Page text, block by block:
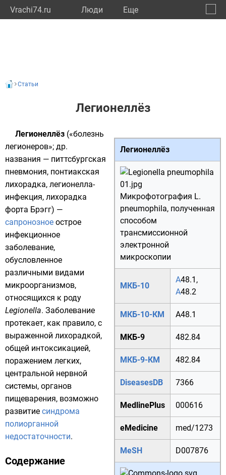
Vrachi74.ru Люди Eще
Статьи
Легионеллёз
Легионеллёз
Микрофотография L.
pneumophila, полученная
способом
трансмиссионной
электронной
микроскопии
МКБ-10
A48.1 ,
A48.2
МКБ-10-КМ A48.1
МКБ-9 482.84
МКБ-9-КМ 482.84
DiseasesDB 7366
MedlinePlus 000616
eMedicine med/1273
MeSH D007876
Легионеллёз («болезнь
легионеров»; др.
названия — питтсбургская
пневмония, понтиакская
лихорадка, легионелла-
инфекция, лихорадка
форта Брэгг) —
сапронозное острое
инфекционное
заболевание,
обусловленное
различными видами
микроорганизмов,
относящихся к роду
Legionella. Заболевание
протекает, как правило, с
выраженной лихорадкой,
общей интоксикацией,
поражением легких,
центральной нервной
системы, органов
пищеварения, возможно
развитие синдрома
полиорганной
недостаточности.
Содержание